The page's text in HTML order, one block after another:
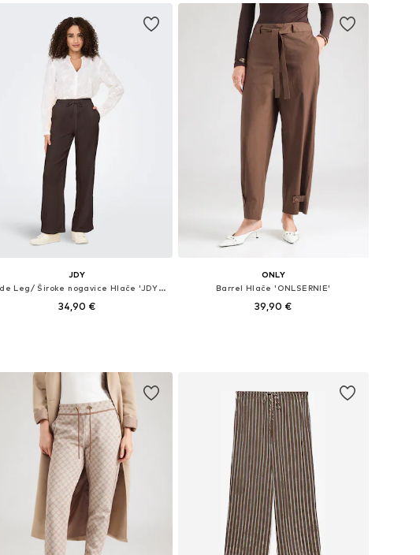
JDY
Wide Leg/ Široke nogavice Hlače 'JDYTHEIS'
34,90 €
ONLY
Barrel Hlače 'ONLSERNIE'
39,90 €